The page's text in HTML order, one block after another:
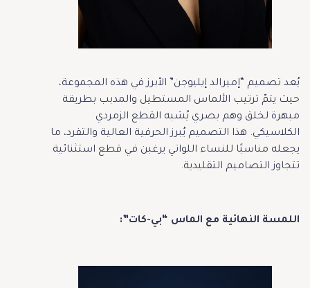
يُعد تصميم “إميرالد إيليوجن” الأبرز في هذه المجموعة،
حيث يتمّ ترتيب الألماس المستطيل والمدبب بطريقة
مبهرة لخلق وهم بصري يُشبه القطع الزمردي
الكلاسيكي. هذا التصميم يُبرز الحرفية العالية والتفرد، ما
يجعله مناسبًا للنساء اللواتي يرغبن في قطع استثنائية
تتجاوز التصاميم التقليدية.
اللمسة النهائية مع الماس “بي-كات”: